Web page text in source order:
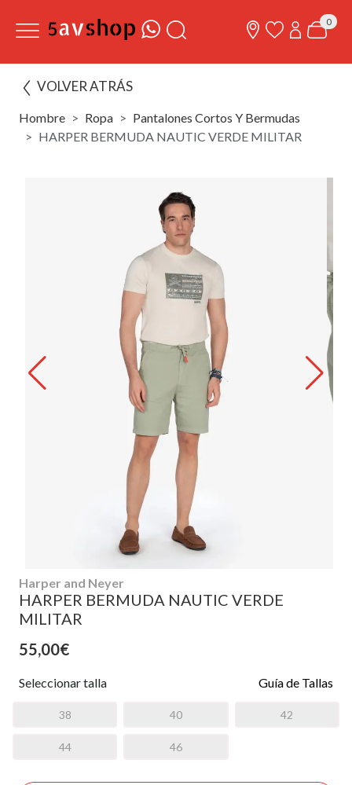
0
VOLVER ATRÁS
Hombre Ropa
Pantalones Cortos Y Bermudas
HARPER BERMUDA NAUTIC VERDE MILITAR
Harper and Neyer
HARPER BERMUDA NAUTIC VERDE
MILITAR
55,00€
Seleccionar talla Guía de Tallas
38 40 42
44 46